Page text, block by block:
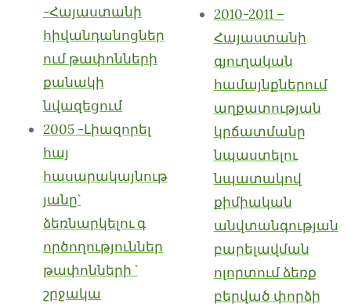
-Հայաստանի
հիվանդանոցներ
ում թափոնների
քանակի
նվազեցում
2005 -Լիազորել
հայ
հասարակայնութ
յանը`
ձեռնարկելու գ
ործողություններ
թափոնների `
շրջակա
2010-2011 –
Հայաստանի
գյուղական
համայնքներում
աղքատության
կրճատմանը
նպաստելու
նպատակով
քիմիական
անվտանգության
բարելավման
ոլորտում ձեռք
բերված փորձի